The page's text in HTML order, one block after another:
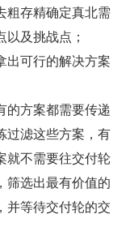
粗存精确定真北需
及挑战点；
出可行的解决方案
的方案都需要传递
过滤这些方案，有
就不需要往交付轮
筛选出最有价值的
并等待交付轮的交